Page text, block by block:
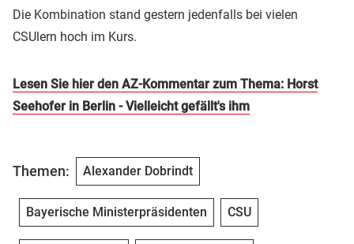
Die Kombination stand gestern jedenfalls bei vielen
CSUlern hoch im Kurs.
Lesen Sie hier den AZ-Kommentar zum Thema: Horst
Seehofer in Berlin - Vielleicht gefällt's ihm
Themen: Alexander Dobrindt
Bayerische Ministerpräsidenten CSU